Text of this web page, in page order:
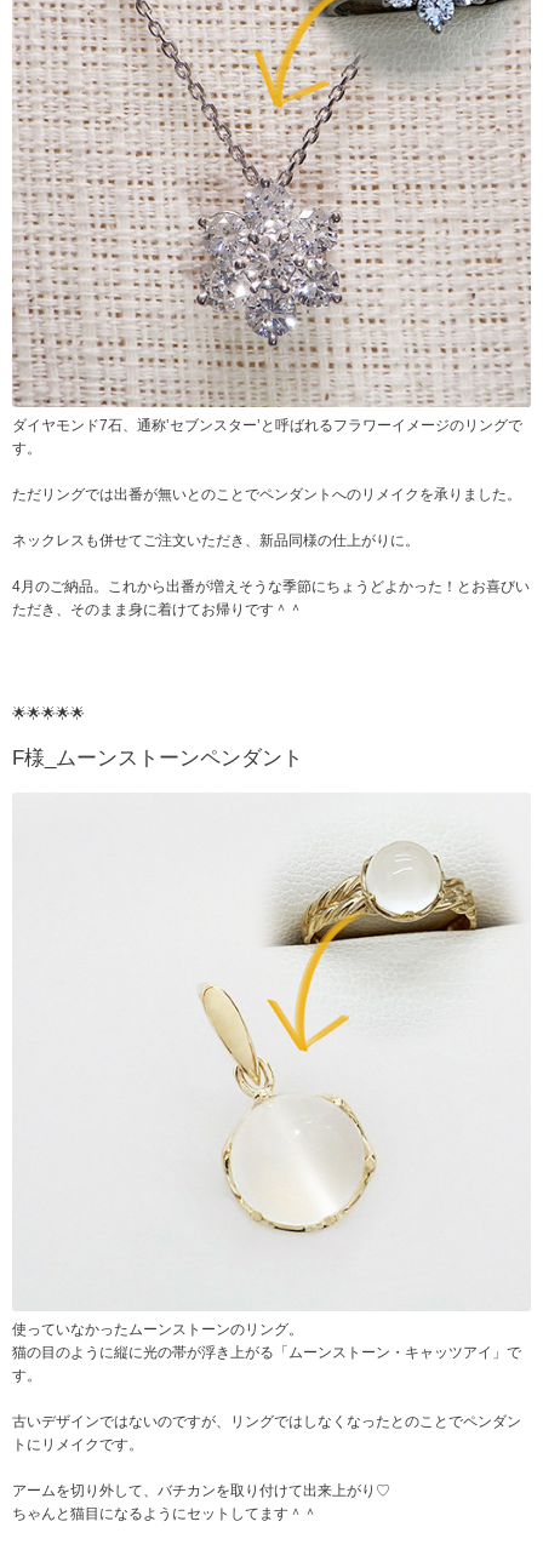
ダイヤモンド7石、通称‛セブンスター’と呼ばれるフラワーイメージのリングで
す。
ただリングでは出番が無いとのことでペンダントへのリメイクを承りました。
ネックレスも併せてご注文いただき、新品同様の仕上がりに。
4月のご納品。これから出番が増えそうな季節にちょうどよかった！とお喜びい
ただき、そのまま身に着けてお帰りです＾＾
🌟🌟🌟🌟🌟
F様_ムーンストーンペンダント
使っていなかったムーンストーンのリング。
猫の目のように縦に光の帯が浮き上がる「ムーンストーン・キャッツアイ」で
す。
古いデザインではないのですが、リングではしなくなったとのことでペンダン
トにリメイクです。
アームを切り外して、バチカンを取り付けて出来上がり♡
ちゃんと猫目になるようにセットしてます＾＾